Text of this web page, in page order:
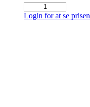
Animo
Neodisher
Login for at se prisen